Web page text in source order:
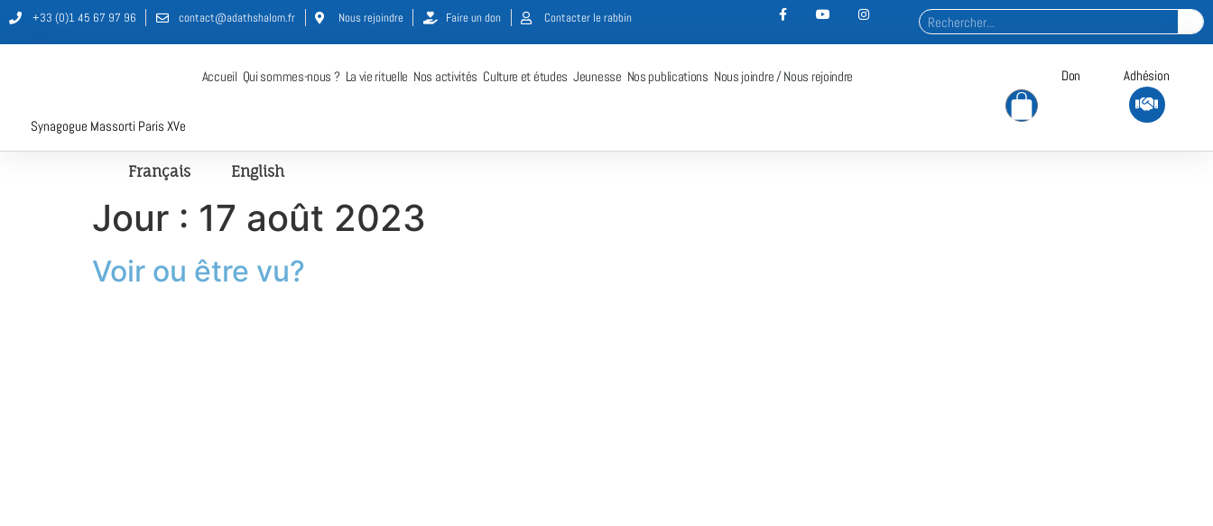
+33 (0)1 45 67 97 96 contact@adathshalom.fr Nous rejoindre Faire un don Contacter le rabbin
Synagogue Massorti Paris XVe
Accueil Qui sommes-nous ? La vie rituelle Nos activités Culture et études Jeunesse Nos publications Nous joindre / Nous rejoindre Don Adhésion
Français English
Jour : 17 août 2023
Voir ou être vu?